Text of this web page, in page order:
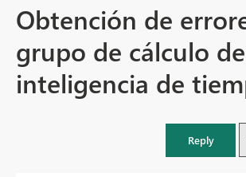
Obtención de
grupo de cálculo de
inteligencia de
Reply